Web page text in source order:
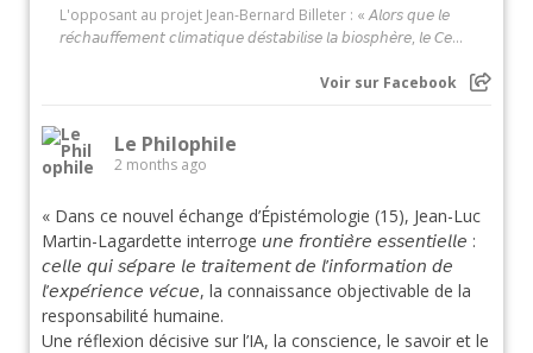
L'opposant au projet Jean-Bernard Billeter : « 𝘈𝘭𝘰𝘳𝘴 𝘲𝘶𝘦 𝘭𝘦
𝘳𝘦́𝘤𝘩𝘢𝘶𝘧𝘧𝘦𝘮𝘦𝘯𝘵 𝘤𝘭𝘪𝘮𝘢𝘵𝘪𝘲𝘶𝘦 𝘥𝘦́𝘴𝘵𝘢𝘣𝘪𝘭𝘪𝘴𝘦 𝘭𝘢 𝘣𝘪𝘰𝘴𝘱𝘩𝘦̀𝘳𝘦, 𝘭𝘦 𝘊𝘦...
Voir sur Facebook
Le Philophile
2 months ago
« Dans ce nouvel échange d’Épistémologie (15), Jean-Luc
Martin-Lagardette interroge 𝘶𝘯𝘦 𝘧𝘳𝘰𝘯𝘵𝘪𝘦̀𝘳𝘦 𝘦𝘴𝘴𝘦𝘯𝘵𝘪𝘦𝘭𝘭𝘦 :
𝘤𝘦𝘭𝘭𝘦 𝘲𝘶𝘪 𝘴𝘦́𝘱𝘢𝘳𝘦 𝘭𝘦 𝘵𝘳𝘢𝘪𝘵𝘦𝘮𝘦𝘯𝘵 𝘥𝘦 𝘭’𝘪𝘯𝘧𝘰𝘳𝘮𝘢𝘵𝘪𝘰𝘯 𝘥𝘦
𝘭’𝘦𝘹𝘱𝘦́𝘳𝘪𝘦𝘯𝘤𝘦 𝘷𝘦́𝘤𝘶𝘦, la connaissance objectivable de la
responsabilité humaine.
Une réflexion décisive sur l’IA, la conscience, le savoir et le